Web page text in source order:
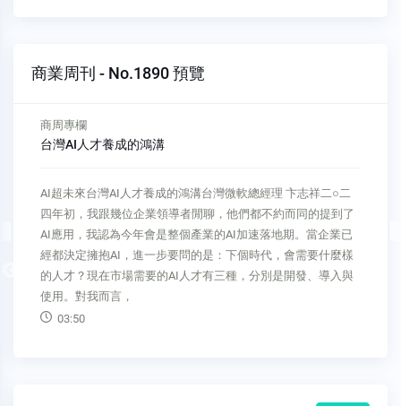
商業周刊 - No.1890 預覽
Previous
商周專欄
誰說老派過年沒有商機？
服務最前線誰說老派過年沒有商機？老爺酒店集團執行長 沈方
正又到了一年一度的農曆春節，理應是闔家團圓的時刻，但現
今社會，家庭對於重大節慶的意涵，有了明顯的轉變。兒時，
每逢過年，我們家總是提前幾天開始籌備年菜，現代人則是快
到除夕，才開始想要去哪吃飯。這樣的轉變，不僅體現在消費
行為上，更象徵著傳統文化的消
03:54